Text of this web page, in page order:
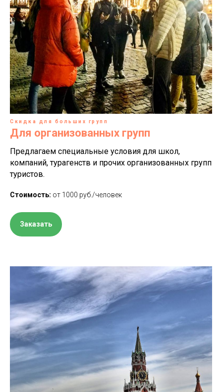
Скидка для больших групп
Для организованных групп
Предлагаем специальные условия для школ,
компаний, турагенств и прочих организованных групп
туристов.
Стоимость: от 1000 руб./человек
Заказать